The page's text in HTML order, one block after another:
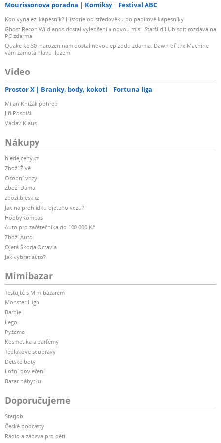
Mourissonova poradna Komiksy Festival ABC
Kdo vynalezl kapesník? Historie od středověku po papírové kapesníky
Ghost Recon Wildlands dostal vylepšení a novou misi. Starší díl Ubisoft rozdává na
PC zdarma
Quake ke 30. narozeninám dostal novou epizodu zdarma. Dawn of the Machine
vám zamotá hlavu iluzemi
Video
Prostor X Branky, body, kokoti Fortuna liga
Milan Knížák pohřeb
Jiří Pospíšil
Václav Klaus
Nákupy
hledejceny.cz
Zboží Živě
Osobní vozy
Zboží Dáma
zbozi.blesk.cz
Jak na prohlídku ojetého vozu?
HobbyKompas
Auto pro začátečníka do 100 000 Kč
Zboží Auto
Ojetá Škoda Octavia
Jak vybrat auto?
Mimibazar
Testujte s Mimibazarem
Monster High
Barbie
Lego
Pyžama
Kosmetika a parfémy
Teplákové soupravy
Dětské boty
Ložní povlečení
Bazar nábytku
Doporučujeme
Starjob
České podcasty
Rádio a zábava pro děti